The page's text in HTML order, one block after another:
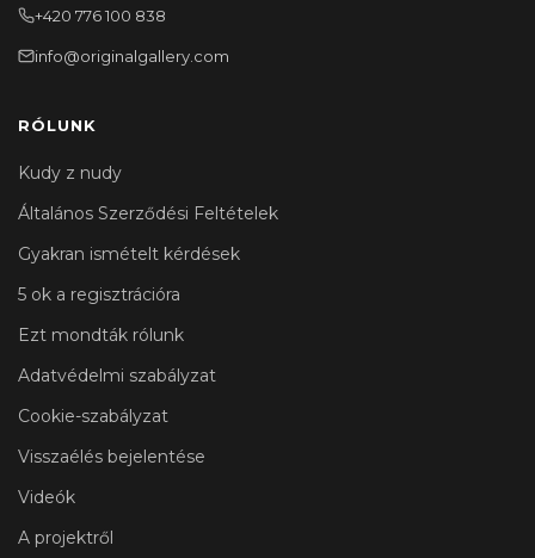
+420 776 100 838
info@originalgallery.com
RÓLUNK
Kudy z nudy
Általános Szerződési Feltételek
Gyakran ismételt kérdések
5 ok a regisztrációra
Ezt mondták rólunk
Adatvédelmi szabályzat
Cookie-szabályzat
Visszaélés bejelentése
Videók
A projektről